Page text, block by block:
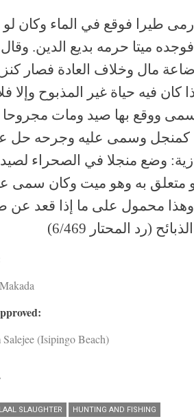
طيرا فوقع في الماء وكان لو
ميتا حرمه بديع الدين.
مال وخلاف العادة فصار
كان فيه حياة غير المذبوح وإلا
ووقع بها صيد ومات مجروحا
كمنجل وسمى عليه وجرحه حل
وضع منجلا في الصحراء
متعلق به وهو ميت وكان سمى
محمول على ما إذا قعد عن
(رد المحتار 6/469)
(Isipingo Beach)
SLAUGHTER HUNTING AND FISHING